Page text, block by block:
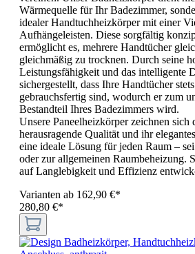
Wärmequelle für Ihr Badezimmer,
idealer Handtuchheizkörper mit einer
Aufhängeleisten. Diese sorgfältig
ermöglicht es, mehrere Handtücher
gleichmäßig zu trocknen. Durch seine
Leistungsfähigkeit und das intelligente
sichergestellt, dass Ihre Handtücher
gebrauchsfertig sind, wodurch er zum
Bestandteil Ihres Badezimmers wird.
Unsere Paneelheizkörper zeichnen sich
herausragende Qualität und ihr
eine ideale Lösung für jeden Raum –
oder zur allgemeinen Raumbeheizung.
auf Langlebigkeit und Effizienz
Varianten ab 162,90 €*
280,80 €*